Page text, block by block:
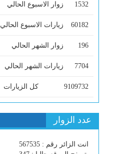
1532 زوار الاسبوع الحالي
60182 زيارات الاسبوع الحالي
196 زوار الشهر الحالي
7704 زيارات الشهر الحالي
9109732 كل الزيارات
عدد الزوار
انت الزائر رقم : 567535